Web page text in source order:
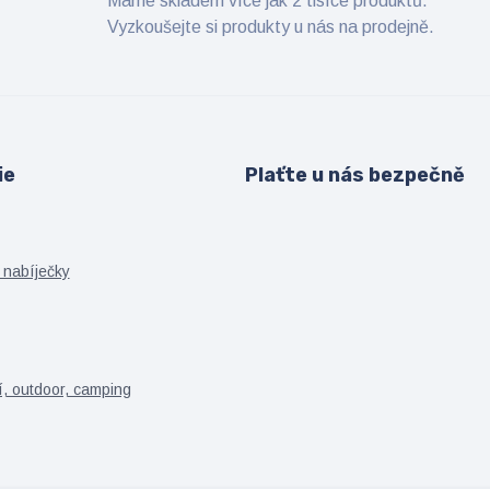
Vyzkoušejte si produkty u nás na prodejně.
outdoor, camping
Plaťte u nás bezpečně